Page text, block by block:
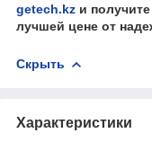
getech.kz и
лучшей цене от
Скрыть
Характеристики